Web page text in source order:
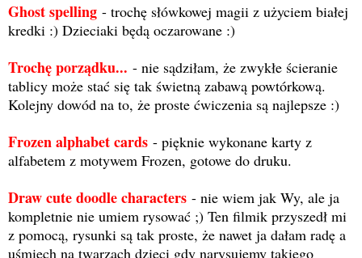
Ghost spelling - trochę słówkowej magii z użyciem białej
kredki :) Dzieciaki będą oczarowane :)
Trochę porządku... - nie sądziłam, że zwykłe ścieranie
tablicy może stać się tak świetną zabawą powtórkową.
Kolejny dowód na to, że proste ćwiczenia są najlepsze :)
Frozen alphabet cards - pięknie wykonane karty z
alfabetem z motywem Frozen, gotowe do druku.
Draw cute doodle characters - nie wiem jak Wy, ale ja
kompletnie nie umiem rysować ;) Ten filmik przyszedł mi
z pomocą, rysunki są tak proste, że nawet ja dałam radę a
uśmiech na twarzach dzieci gdy narysujemy takiego